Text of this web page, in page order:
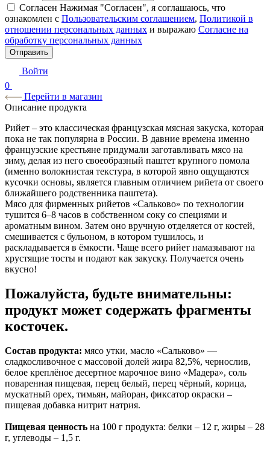
Согласен Нажимая "Согласен", я соглашаюсь, что
ознакомлен с Пользовательским соглашением, Политикой в
отношении персональных данных и выражаю Согласие на
обработку персональных данных
Отправить
Войти
0
Перейти в магазин
Описание продукта
Рийет – это классическая французская мясная закуска, которая
пока не так популярна в России. В давние времена именно
французские крестьяне придумали заготавливать мясо на
зиму, делая из него своеобразный паштет крупного помола
(именно волокнистая текстура, в которой явно ощущаются
кусочки основы, является главным отличием рийета от своего
ближайшего родственника паштета).
Мясо для фирменных рийетов «Сальково» по технологии
тушится 6–8 часов в собственном соку со специями и
ароматным вином. Затем оно вручную отделяется от костей,
смешивается с бульоном, в котором тушилось, и
раскладывается в ёмкости. Чаще всего рийет намазывают на
хрустящие тосты и подают как закуску. Получается очень
вкусно!
Пожалуйста, будьте внимательны:
продукт может содержать фрагменты
косточек.
Состав продукта: мясо утки, масло «Сальково» —
сладкосливочное с массовой долей жира 82,5%, чернослив,
белое креплёное десертное марочное вино «Мадера», соль
поваренная пищевая, перец белый, перец чёрный, корица,
мускатный орех, тимьян, майоран, фиксатор окраски –
пищевая добавка нитрит натрия.
Пищевая ценность на 100 г продукта: белки – 12 г, жиры – 28
г, углеводы – 1,5 г.